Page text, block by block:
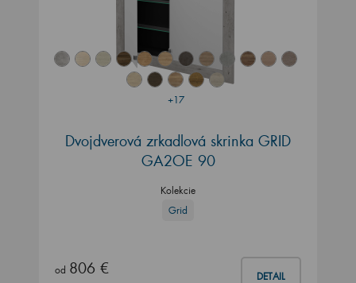
+17
Dvojdverová zrkadlová skrinka GRID
GA2OE 90
Kolekcie
Grid
od 806 € DETAIL